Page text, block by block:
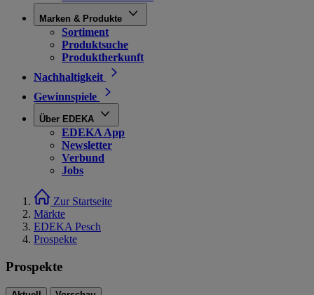
Marken & Produkte
Sortiment
Produktsuche
Produktherkunft
Nachhaltigkeit
Gewinnspiele
Über EDEKA
EDEKA App
Newsletter
Verbund
Jobs
Zur Startseite
Märkte
EDEKA Pesch
Prospekte
Prospekte